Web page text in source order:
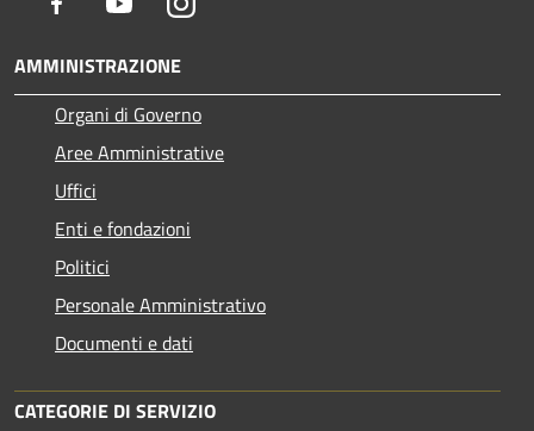
AMMINISTRAZIONE
Organi di Governo
Aree Amministrative
Uffici
Enti e fondazioni
Politici
Personale Amministrativo
Documenti e dati
CATEGORIE DI SERVIZIO